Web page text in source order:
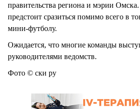
правительства региона и мэрии
предстоит сразиться помимо всего в
мини-футболу.
Ожидается, что многие команды
руководителями ведомств.
Фото © ски ру